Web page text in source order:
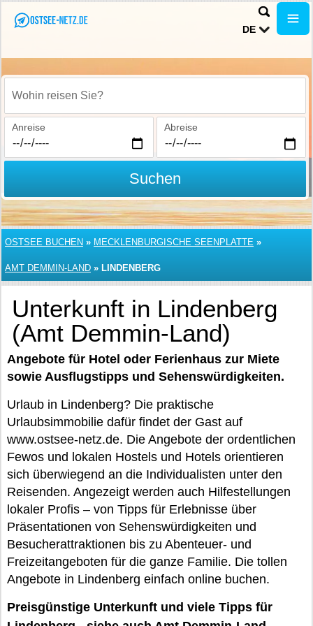
DE
Wohin reisen Sie?
Anreise Abreise
Suchen
OSTSEE BUCHEN » MECKLENBURGISCHE SEENPLATTE »
AMT DEMMIN-LAND » LINDENBERG
Unterkunft in Lindenberg
(Amt Demmin-Land)
Angebote für Hotel oder Ferienhaus zur Miete
sowie Ausflugstipps und Sehenswürdigkeiten.
Urlaub in Lindenberg? Die praktische
Urlaubsimmobilie dafür findet der Gast auf
www.ostsee-netz.de. Die Angebote der ordentlichen
Fewos und lokalen Hostels und Hotels orientieren
sich überwiegend an die Individualisten unter den
Reisenden. Angezeigt werden auch Hilfestellungen
lokaler Profis – von Tipps für Erlebnisse über
Präsentationen von Sehenswürdigkeiten und
Besucherattraktionen bis zu Abenteuer- und
Freizeitangeboten für die ganze Familie. Die tollen
Angebote in Lindenberg einfach online buchen.
Preisgünstige Unterkunft und viele Tipps für